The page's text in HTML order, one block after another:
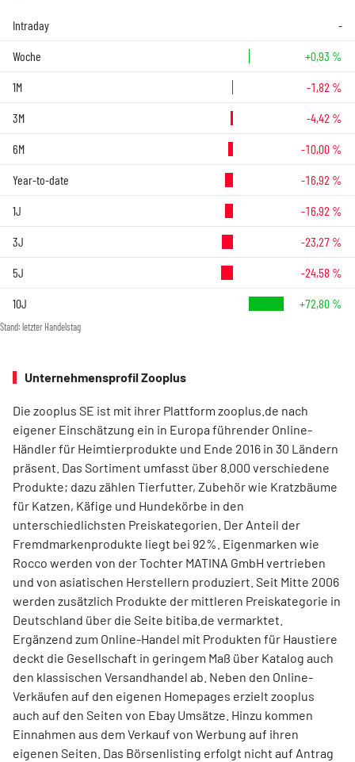
Intraday -
Woche +0,93 %
1M -1,82 %
3M -4,42 %
6M -10,00 %
Year-to-date -16,92 %
1J -16,92 %
3J -23,27 %
5J -24,58 %
10J +72,80 %
Stand: letzter Handelstag
Unternehmensprofil Zooplus
Die zooplus SE ist mit ihrer Plattform zooplus.de nach
eigener Einschätzung ein in Europa führender Online-
Händler für Heimtierprodukte und Ende 2016 in 30 Ländern
präsent. Das Sortiment umfasst über 8.000 verschiedene
Produkte; dazu zählen Tierfutter, Zubehör wie Kratzbäume
für Katzen, Käfige und Hundekörbe in den
unterschiedlichsten Preiskategorien. Der Anteil der
Fremdmarkenprodukte liegt bei 92%. Eigenmarken wie
Rocco werden von der Tochter MATINA GmbH vertrieben
und von asiatischen Herstellern produziert. Seit Mitte 2006
werden zusätzlich Produkte der mittleren Preiskategorie in
Deutschland über die Seite bitiba.de vermarktet.
Ergänzend zum Online-Handel mit Produkten für Haustiere
deckt die Gesellschaft in geringem Maß über Katalog auch
den klassischen Versandhandel ab. Neben den Online-
Verkäufen auf den eigenen Homepages erzielt zooplus
auch auf den Seiten von Ebay Umsätze. Hinzu kommen
Einnahmen aus dem Verkauf von Werbung auf ihren
eigenen Seiten. Das Börsenlisting erfolgt nicht auf Antrag